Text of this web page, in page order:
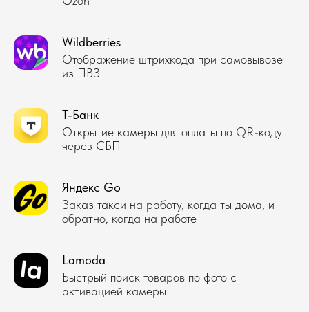
Wildberries
Отображение штрихкода при самовывозе
из ПВЗ
Т-Банк
Открытие камеры для оплаты по QR-коду
через СБП
Яндекс Go
Заказ такси на работу, когда ты дома, и
обратно, когда на работе
Lamoda
Быстрый поиск товаров по фото с
активацией камеры